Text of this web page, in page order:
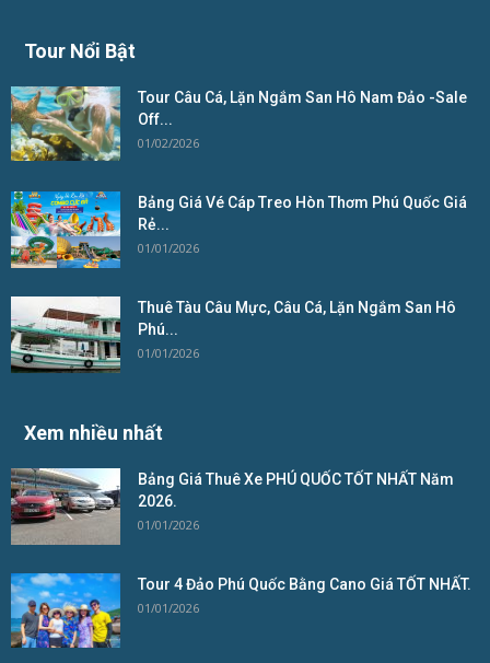
Tour Nổi Bật
Tour Câu Cá, Lặn Ngắm San Hô Nam Đảo -Sale
Off...
01/02/2026
Bảng Giá Vé Cáp Treo Hòn Thơm Phú Quốc Giá
Rẻ...
01/01/2026
Thuê Tàu Câu Mực, Câu Cá, Lặn Ngắm San Hô
Phú...
01/01/2026
Xem nhiều nhất
Bảng Giá Thuê Xe PHÚ QUỐC TỐT NHẤT Năm
2026.
01/01/2026
Tour 4 Đảo Phú Quốc Bằng Cano Giá TỐT NHẤT.
01/01/2026